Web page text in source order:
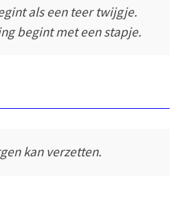
als een teer twijgje.
begint met een stapje.
kan verzetten.